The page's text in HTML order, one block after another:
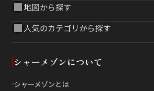
地図から探す
人気のカテゴリから探す
シャーメゾンについて
シャーメゾンとは